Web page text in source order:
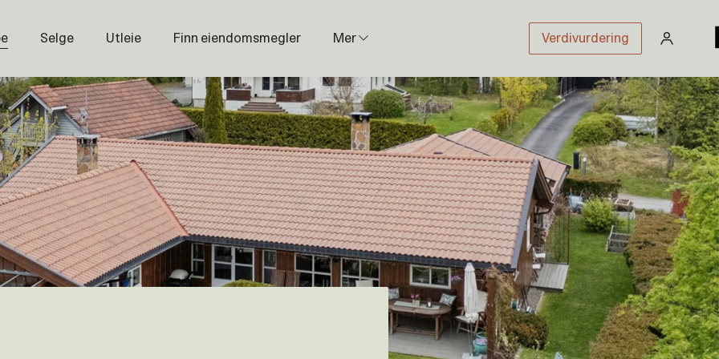
Selge Utleie Finn eiendomsmegler Mer
Prisstatistikk
Næring
Nybygg
Magasin
Om oss
Åpenhetsloven
Prisliste
Karriere
Verdivurdering